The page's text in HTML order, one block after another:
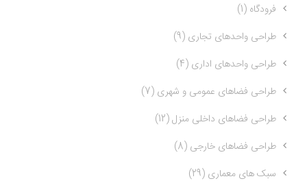
فرودگاه (1)
طراحی واحدهای تجاری (9)
طراحی واحدهای اداری (4)
طراحی فضاهای عمومی و شهری (7)
طراحی فضاهای داخلی منزل (12)
طراحی فضاهای خارجی (8)
سبک های معماری (29)